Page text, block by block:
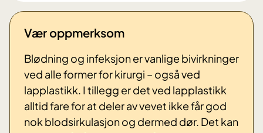
Vær oppmerksom
Blødning og infeksjon er vanlige bivirkninger
ved alle former for kirurgi – også ved
lapplastikk. I tillegg er det ved lapplastikk
alltid fare for at deler av vevet ikke får god
nok blodsirkulasjon og dermed dør. Det kan